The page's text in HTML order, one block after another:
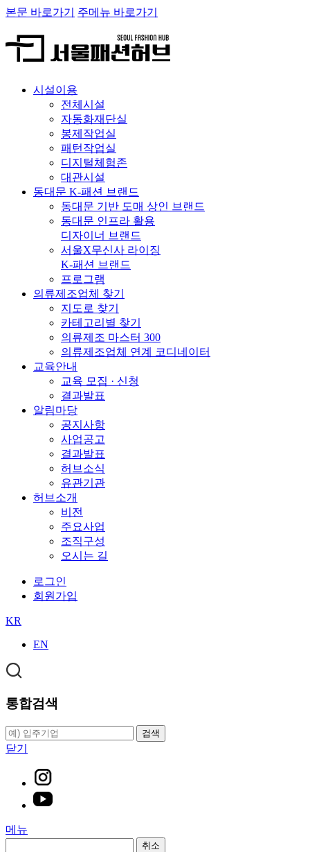
본문 바로가기 주메뉴 바로가기
시설이용
전체시설
자동화재단실
봉제작업실
패턴작업실
디지털체험존
대관시설
동대문 K-패션 브랜드
동대문 기반 도매 상인 브랜드
동대문 인프라 활용
디자이너 브랜드
서울X무신사 라이징
K-패션 브랜드
프로그램
의류제조업체 찾기
지도로 찾기
카테고리별 찾기
의류제조 마스터 300
의류제조업체 연계 코디네이터
교육안내
교육 모집 · 신청
결과발표
알림마당
공지사항
사업공고
결과발표
허브소식
유관기관
허브소개
비전
주요사업
조직구성
오시는 길
로그인
회원가입
KR
EN
통합검색
검색
닫기
메뉴
취소